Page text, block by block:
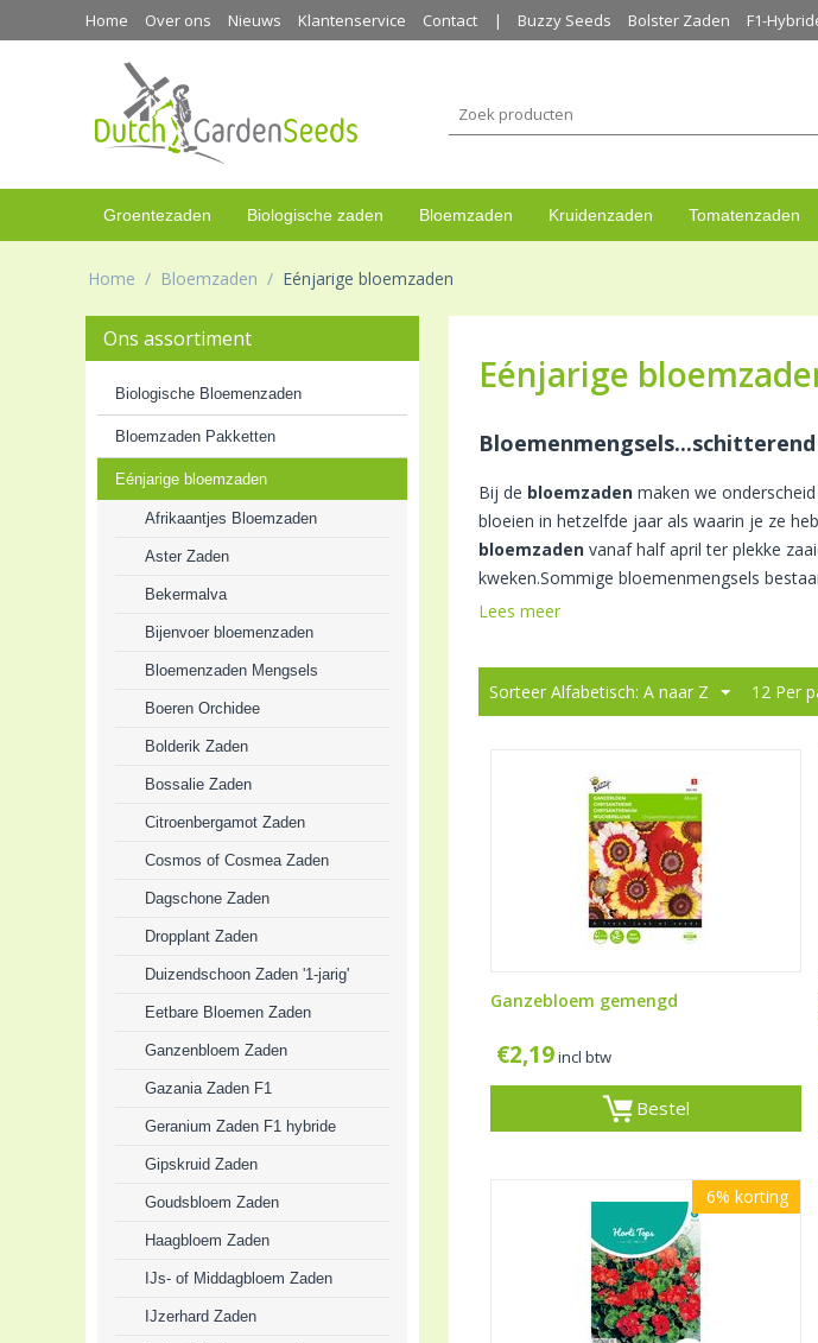
Home Over ons Nieuws Klantenservice Contact Buzzy Seeds Bolster Zaden F1-
Groentezaden Biologische zaden Bloemzaden Kruidenzaden Tomatenzaden
Home / Bloemzaden / Eénjarige bloemzaden
Ons assortiment
Biologische Bloemenzaden
Bloemzaden Pakketten
Eénjarige bloemzaden
Afrikaantjes Bloemzaden
Aster Zaden
Bekermalva
Bijenvoer bloemenzaden
Bloemenzaden Mengsels
Boeren Orchidee
Bolderik Zaden
Bossalie Zaden
Citroenbergamot Zaden
Cosmos of Cosmea Zaden
Dagschone Zaden
Dropplant Zaden
Duizendschoon Zaden '1-jarig'
Eetbare Bloemen Zaden
Ganzenbloem Zaden
Gazania Zaden F1
Geranium Zaden F1 hybride
Gipskruid Zaden
Goudsbloem Zaden
Haagbloem Zaden
IJs- of Middagbloem Zaden
IJzerhard Zaden
Eénjarige
Bij de bloemzaden maken we
bloeien in hetzelfde jaar als waarin je ze
bloemzaden vanaf half april ter plekke
kweken.Sommige bloemenmengsels
Lees meer
Sorteer Alfabetisch: A naar Z 12 Per
Ganzebloem gemengd
€2,19incl btw
Bestel
6% korting